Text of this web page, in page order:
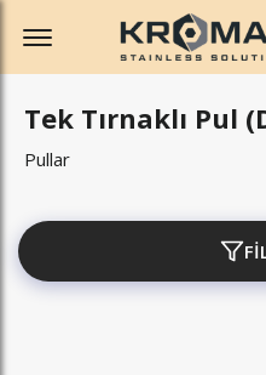
Offcanvas Menu Open
Tek Tırnaklı Pul
Pullar